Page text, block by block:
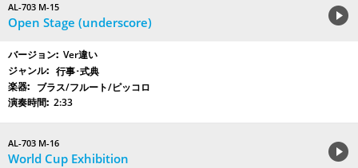
AL-703 M-15
Open Stage (underscore)
Ver違い
行事･式典
ブラス/フルート/ピッコロ
2:33
AL-703 M-16
World Cup Exhibition